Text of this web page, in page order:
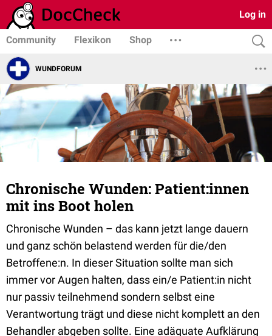
Log in
Community Flexikon Shop
WUNDFORUM
Chronische Wunden: Patient:innen
mit ins Boot holen
Chronische Wunden – das kann jetzt lange dauern
und ganz schön belastend werden für die/den
Betroffene:n. In dieser Situation sollte man sich
immer vor Augen halten, dass ein/e Patient:in nicht
nur passiv teilnehmend sondern selbst eine
Verantwortung trägt und diese nicht komplett an den
Behandler abgeben sollte. Eine adäquate Aufklärung